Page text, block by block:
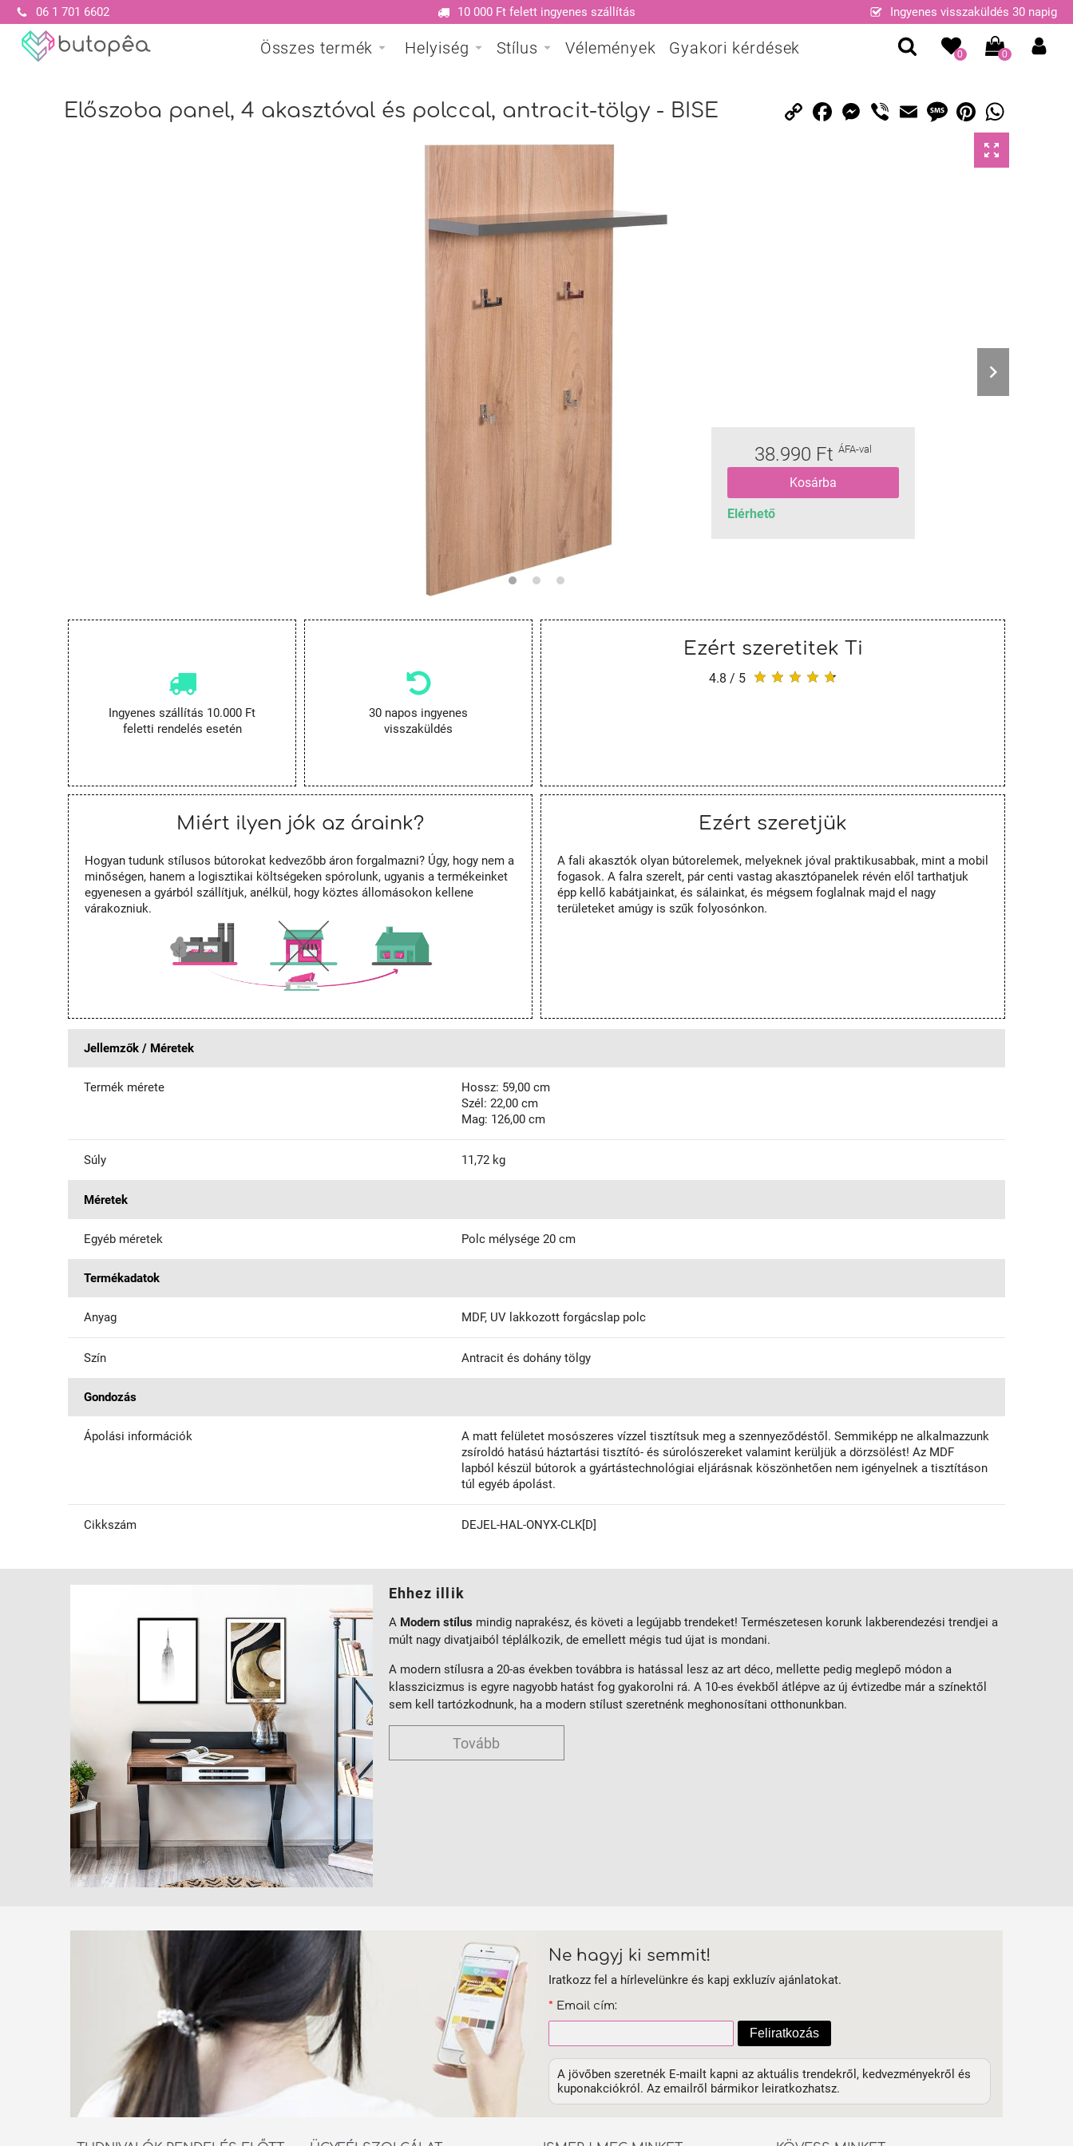
06 1 701 6602 10 000 Ft felett ingyenes szállítás Ingyenes visszaküldés 30 napig
Összes termék Helyiség Stílus Vélemények Gyakori kérdések 0 0
Előszoba panel, 4 akasztóval és polccal, antracit-tölgy - BISE
Copy
Link
FacebookMessenger
Viber Email MessagePinterest
38.990 Ft ÁFA-val
Kosárba
Elérhető
Ingyenes szállítás 10.000 Ft
feletti rendelés esetén
30 napos ingyenes
visszaküldés
Ezért szeretitek Ti
4.8 / 5
Miért ilyen jók az áraink?
Hogyan tudunk stílusos bútorokat kedvezőbb áron forgalmazni? Úgy, hogy nem a
minőségen, hanem a logisztikai költségeken spórolunk, ugyanis a termékeinket
egyenesen a gyárból szállítjuk, anélkül, hogy köztes állomásokon kellene
várakozniuk.
Ezért szeretjük
A fali akasztók olyan bútorelemek, melyeknek jóval praktikusabbak, mint a mobil
fogasok. A falra szerelt, pár centi vastag akasztópanelek révén elől tarthatjuk
épp kellő kabátjainkat, és sálainkat, és mégsem foglalnak majd el nagy
területeket amúgy is szűk folyosónkon.
Jellemzők / Méretek
Termék mérete
Hossz: 59,00 cm
Szél: 22,00 cm
Mag: 126,00 cm
Súly 11,72 kg
Méretek
Egyéb méretek Polc mélysége 20 cm
Termékadatok
Anyag MDF, UV lakkozott forgácslap polc
Szín Antracit és dohány tölgy
Gondozás
Ápolási információk
A matt felületet mosószeres vízzel tisztítsuk meg a szennyeződéstől. Semmiképp ne alkalmazzunk
zsíroldó hatású háztartási tisztító- és súrolószereket valamint kerüljük a dörzsölést! Az MDF
lapból készül bútorok a gyártástechnológiai eljárásnak köszönhetően nem igényelnek a tisztításon
túl egyéb ápolást.
Cikkszám DEJEL-HAL-ONYX-CLK[D]
Ehhez illik
A Modern stílus mindig naprakész, és követi a legújabb trendeket! Természetesen korunk lakberendezési trendjei a
múlt nagy divatjaiból téplálkozik, de emellett mégis tud újat is mondani.
A modern stílusra a 20-as években továbbra is hatással lesz az art déco, mellette pedig meglepő módon a
klasszicizmus is egyre nagyobb hatást fog gyakorolni rá. A 10-es évekből átlépve az új évtizedbe már a színektől
sem kell tartózkodnunk, ha a modern stílust szeretnénk meghonosítani otthonunkban.
Tovább
Ne hagyj ki semmit!
Iratkozz fel a hírlevelünkre és kapj exkluzív ajánlatokat.
* Email cím:
Feliratkozás
A jövőben szeretnék E-mailt kapni az aktuális trendekről, kedvezményekről és
kuponakciókról. Az emailről bármikor leiratkozhatsz.